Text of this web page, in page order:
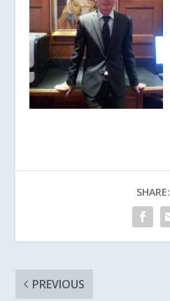
SHARE:
PREVIOUS